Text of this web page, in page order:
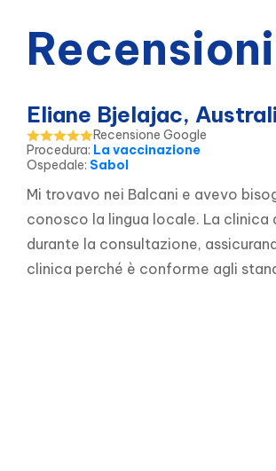
Eliane Bjelajac,
Recensione Google
Procedura: La vaccinazione
Ospedale: Sabol
Mi trovavo nei Balcani e avevo
conosco la lingua locale. La
durante la consultazione,
clinica perché è conforme agli